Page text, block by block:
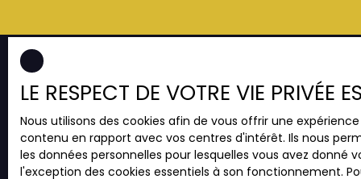
Vente appartement Strasbourg (67000)
Vente appartement Strasbourg (67200)
LE RESPECT DE VOTRE VIE PRIVÉE
Nous utilisons des cookies afin de vous offrir une
contenu en rapport avec vos centres d'intérêt. Ils nous
les données personnelles pour lesquelles vous avez donné
l'exception des cookies essentiels à son fonctionnement.